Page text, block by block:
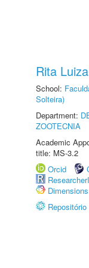
Rita
School:
Solteira)
Department:
ZOOTECNIA
Academic
title: MS-3.2
Orcid
Dimensions